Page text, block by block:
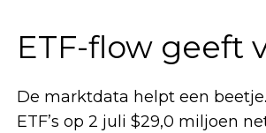
ETF-flow geeft
De marktdata helpt een
ETF’s op 2 juli $29,0 miljoen